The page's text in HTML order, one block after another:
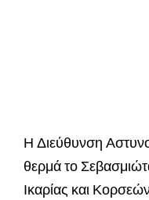
Η Διεύθυνση
θερμά το
Ικαρίας και